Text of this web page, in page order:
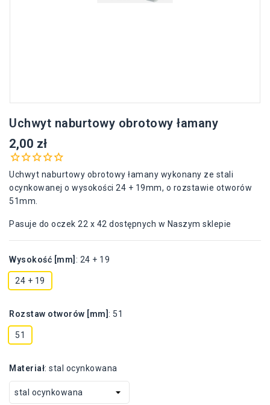
Uchwyt naburtowy obrotowy łamany
2,00 zł
Uchwyt naburtowy obrotowy łamany wykonany ze stali
ocynkowanej o wysokości 24 + 19mm, o rozstawie otworów
51mm.
Pasuje do oczek 22 x 42 dostępnych w Naszym sklepie
Wysokość [mm] : 24 + 19
24 + 19
Rozstaw otworów [mm] : 51
51
Materiał: stal ocynkowana